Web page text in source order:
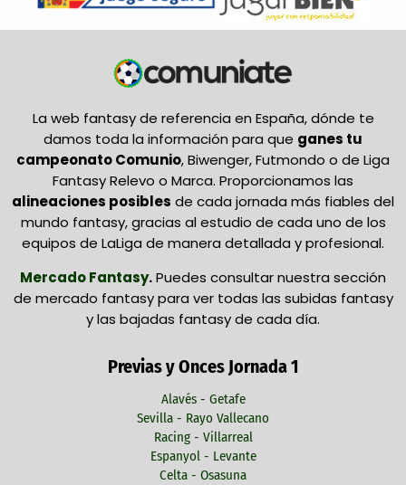
La web fantasy de referencia en España, dónde te
damos toda la información para que ganes tu
campeonato Comunio, Biwenger, Futmondo o de Liga
Fantasy Relevo o Marca. Proporcionamos las
alineaciones posibles de cada jornada más fiables del
mundo fantasy, gracias al estudio de cada uno de los
equipos de LaLiga de manera detallada y profesional.
Mercado Fantasy.Puedes consultar nuestra sección
de mercado fantasy para ver todas las subidas fantasy
y las bajadas fantasy de cada día.
Previas y Onces Jornada 1
Alavés - Getafe
Sevilla - Rayo Vallecano
Racing - Villarreal
Espanyol - Levante
Celta - Osasuna